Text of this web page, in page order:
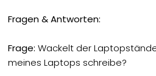
Fragen & Antworten:
Frage: Wackelt der
meines Laptops schreibe?